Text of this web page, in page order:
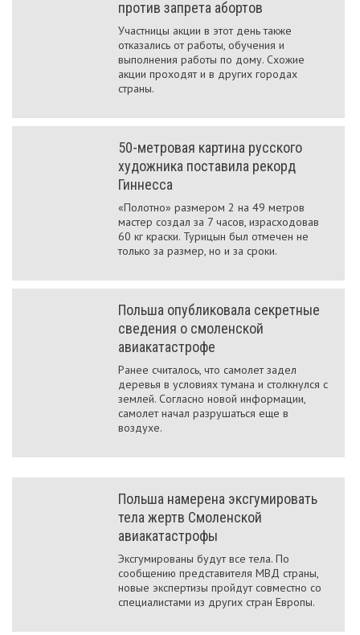
против запрета абортов
Участницы акции в этот день также
отказались от работы, обучения и
выполнения работы по дому. Схожие
акции проходят и в других городах
страны.
50-метровая картина русского
художника поставила рекорд
Гиннесса
«Полотно» размером 2 на 49 метров
мастер создал за 7 часов, израсходовав
60 кг краски. Турицын был отмечен не
только за размер, но и за сроки.
Польша опубликовала секретные
сведения о смоленской
авиакатастрофе
Ранее считалось, что самолет задел
деревья в условиях тумана и столкнулся с
землей. Согласно новой информации,
самолет начал разрушаться еще в
воздухе.
Польша намерена эксгумировать
тела жертв Смоленской
авиакатастрофы
Эксгумированы будут все тела. По
сообщению представителя МВД страны,
новые экспертизы пройдут совместно со
специалистами из других стран Европы.